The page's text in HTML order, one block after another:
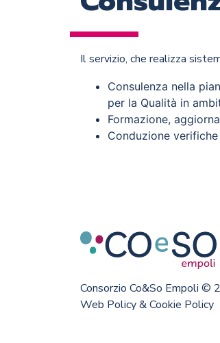
Il servizio, che realizza
Consulenza nella
per la Qualità in
Formazione,
Conduzione
Consorzio Co&So Empoli ©
Web Policy & Cookie Policy